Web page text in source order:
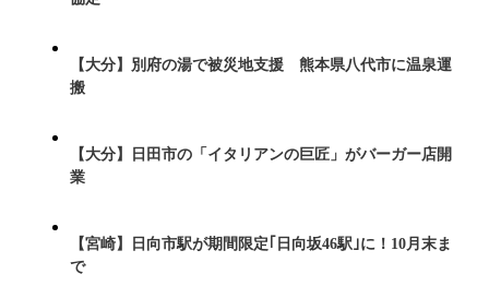
【大分】別府の湯で被災地支援 熊本県八代市に温泉運
搬
【大分】日田市の「イタリアンの巨匠」がバーガー店開
業
【宮崎】日向市駅が期間限定｢日向坂46駅｣に！10月末ま
で